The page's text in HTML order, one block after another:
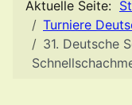
Aktuelle Seite:
Turniere
31. Deutsche